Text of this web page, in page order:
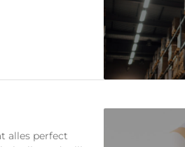
alles perfect